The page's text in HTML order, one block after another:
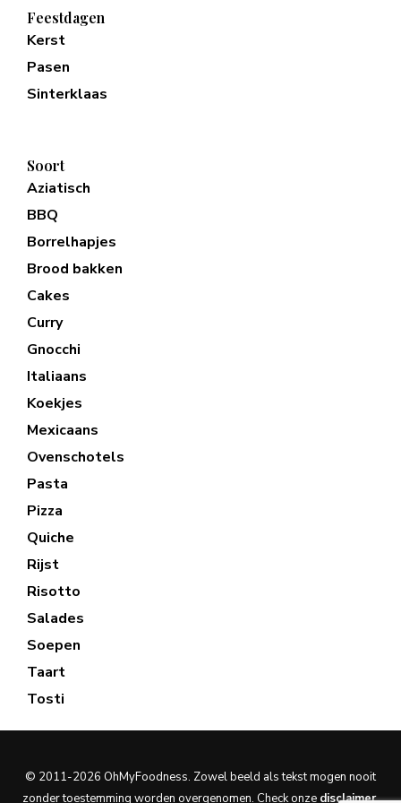
Feestdagen
Kerst
Pasen
Sinterklaas
Soort
Aziatisch
BBQ
Borrelhapjes
Brood bakken
Cakes
Curry
Gnocchi
Italiaans
Koekjes
Mexicaans
Ovenschotels
Pasta
Pizza
Quiche
Rijst
Risotto
Salades
Soepen
Taart
Tosti
© 2011-2026 OhMyFoodness. Zowel beeld als tekst mogen nooit
zonder toestemming worden overgenomen. Check onze disclaimer.